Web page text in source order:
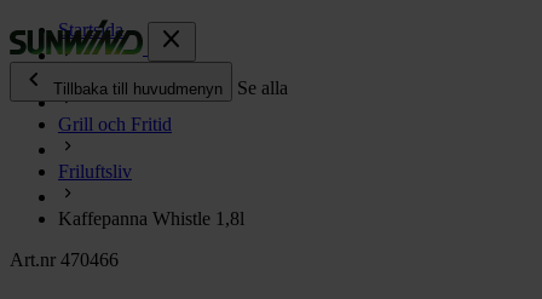
close
chevron_left
Tillbaka till huvudmenyn Se alla
Energi chevron_right
Kök & Gasol
Värme chevron_right
Vatten chevron_right
Startsida
Grill och Fritid
Friluftsliv
Kaffepanna Whistle 1,8l
Art.nr 470466